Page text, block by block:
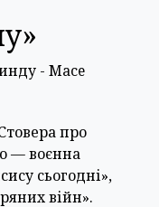
про
— воєнна
сьогодні»,
війн».